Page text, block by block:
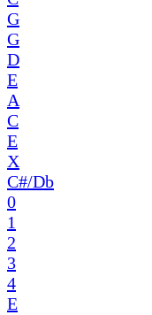
G
G
D
E
A
C
E
X
C#/Db
0
1
2
3
4
E